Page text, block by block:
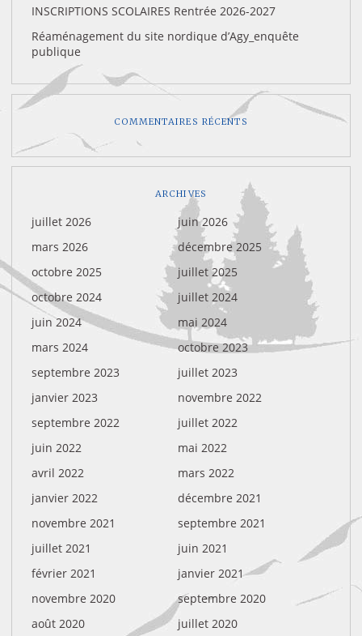
INSCRIPTIONS SCOLAIRES Rentrée 2026-2027
Réaménagement du site nordique d’Agy_enquête
publique
COMMENTAIRES RÉCENTS
ARCHIVES
juillet 2026
juin 2026
mars 2026
décembre 2025
octobre 2025
juillet 2025
octobre 2024
juillet 2024
juin 2024
mai 2024
mars 2024
octobre 2023
septembre 2023
juillet 2023
janvier 2023
novembre 2022
septembre 2022
juillet 2022
juin 2022
mai 2022
avril 2022
mars 2022
janvier 2022
décembre 2021
novembre 2021
septembre 2021
juillet 2021
juin 2021
février 2021
janvier 2021
novembre 2020
septembre 2020
août 2020
juillet 2020